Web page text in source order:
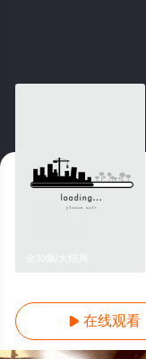
 在线观看